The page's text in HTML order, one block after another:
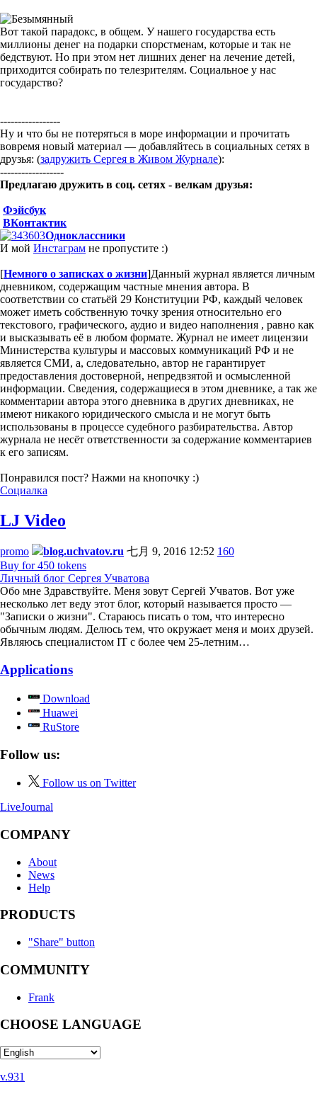
Вот такой парадокс, в общем. У нашего государства есть
миллионы денег на подарки спорстменам, которые и так не
бедствуют. Но при этом нет лишних денег на лечение детей,
приходится собирать по телезрителям. Социальное у нас
государство?
-----------------
Ну и что бы не потеряться в море информации и прочитать
вовремя новый материал — добавляйтесь в социальных сетях в
друзья: (задружить Сергея в Живом Журнале):
------------------
Предлагаю дружить в соц. сетях - велкам друзья:
Фэйсбук
ВКонтактик
Одноклассники
И мой Инстаграм не пропустите :)
[Немного о записках о жизни]Данный журнал является личным
дневником, содержащим частные мнения автора. В
соответствии со статьёй 29 Конституции РФ, каждый человек
может иметь собственную точку зрения относительно его
текстового, графического, аудио и видео наполнения , равно как
и высказывать её в любом формате. Журнал не имеет лицензии
Министерства культуры и массовых коммуникаций РФ и не
является СМИ, а, следовательно, автор не гарантирует
предоставления достоверной, непредвзятой и осмысленной
информации. Сведения, содержащиеся в этом дневнике, а так же
комментарии автора этого дневника в других дневниках, не
имеют никакого юридического смысла и не могут быть
использованы в процессе судебного разбирательства. Автор
журнала не несёт ответственности за содержание комментариев
к его записям.
Понравился пост? Нажми на кнопочку :)
Социалка
LJ Video
promo blog.uchvatov.ru 七月 9, 2016 12:52 160
Buy for 450 tokens
Личный блог Сергея Учватова
Обо мне Здравствуйте. Меня зовут Сергей Учватов. Вот уже
несколько лет веду этот блог, который называется просто —
"Записки о жизни". Стараюсь писать о том, что интересно
обычным людям. Делюсь тем, что окружает меня и моих друзей.
Являюсь специалистом IT с более чем 25-летним…
Applications
Download
Huawei
RuStore
Follow us:
Follow us on Twitter
LiveJournal
COMPANY
About
News
Help
PRODUCTS
"Share" button
COMMUNITY
Frank
CHOOSE LANGUAGE
v.931